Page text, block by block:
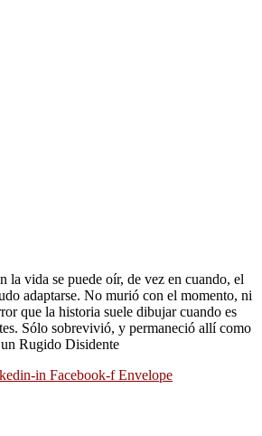
la vida se puede oír, de vez en cuando, el
adaptarse. No murió con el momento, ni
que la historia suele dibujar cuando es
Sólo sobrevivió, y permaneció allí como
un Rugido Disidente
in Facebook-f Envelope